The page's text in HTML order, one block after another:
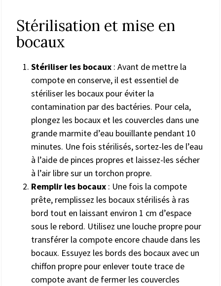
Stérilisation et mise en
bocaux
Stériliser les bocaux : Avant de mettre la
compote en conserve, il est essentiel de
stériliser les bocaux pour éviter la
contamination par des bactéries. Pour cela,
plongez les bocaux et les couvercles dans une
grande marmite d’eau bouillante pendant 10
minutes. Une fois stérilisés, sortez-les de l’eau
à l’aide de pinces propres et laissez-les sécher
à l’air libre sur un torchon propre.
Remplir les bocaux : Une fois la compote
prête, remplissez les bocaux stérilisés à ras
bord tout en laissant environ 1 cm d’espace
sous le rebord. Utilisez une louche propre pour
transférer la compote encore chaude dans les
bocaux. Essuyez les bords des bocaux avec un
chiffon propre pour enlever toute trace de
compote avant de fermer les couvercles